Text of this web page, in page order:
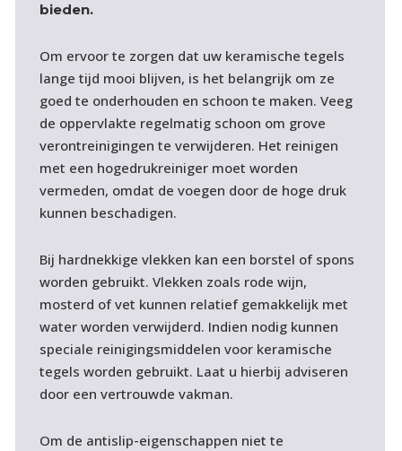
bieden.
Om ervoor te zorgen dat uw keramische tegels
lange tijd mooi blijven, is het belangrijk om ze
goed te onderhouden en schoon te maken. Veeg
de oppervlakte regelmatig schoon om grove
verontreinigingen te verwijderen. Het reinigen
met een hogedrukreiniger moet worden
vermeden, omdat de voegen door de hoge druk
kunnen beschadigen.
Bij hardnekkige vlekken kan een borstel of spons
worden gebruikt. Vlekken zoals rode wijn,
mosterd of vet kunnen relatief gemakkelijk met
water worden verwijderd. Indien nodig kunnen
speciale reinigingsmiddelen voor keramische
tegels worden gebruikt. Laat u hierbij adviseren
door een vertrouwde vakman.
Om de antislip-eigenschappen niet te